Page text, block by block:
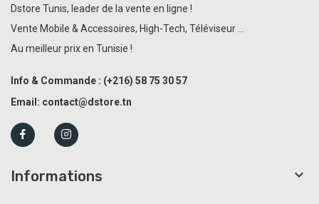
Dstore Tunis, leader de la vente en ligne !
Vente Mobile & Accessoires, High-Tech, Téléviseur ...
Au meilleur prix en Tunisie !
Info & Commande : (+216) 58 75 30 57
Email: contact@dstore.tn
Informations 